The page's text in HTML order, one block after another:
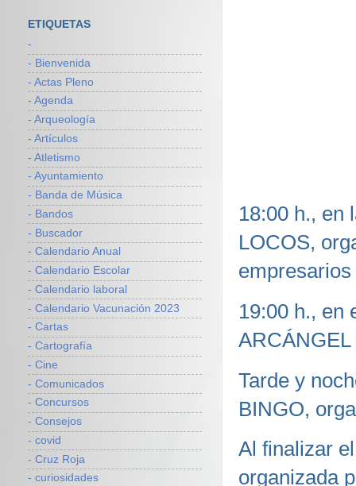
18:00 h., en
LOCOS,
19:00 h., en
Tarde y
BINGO,
Al finalizar
organizada
ETIQUETAS
-
- Bienvenida
- Actas Pleno
- Agenda
- Arqueología
- Artículos
- Atletismo
- Ayuntamiento
- Banda de Música
- Bandos
- Buscador
- Calendario Anual
- Calendario Escolar
- Calendario laboral
- Calendario Vacunación 2023
- Cartas
- Cartografía
- Cine
- Comunicados
- Concursos
- Consejos
- covid
- Cruz Roja
- curiosidades